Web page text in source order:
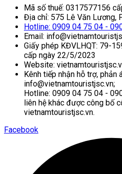
Mã số thuế: 0317577156
Địa chỉ: 575 Lê Văn Lương,
Hotline: 0909 04 75 04 -
Email:
Giấy phép KĐVLHQT: 79-
cấp ngày 22/5/2023
Website:
Kênh tiếp nhận hỗ trợ, phản
info@vietnamtouristjsc.vn;
Hotline: 0909 04 75 04 -
liên hệ khác được công bố
vietnamtouristjsc.vn.
Facebook